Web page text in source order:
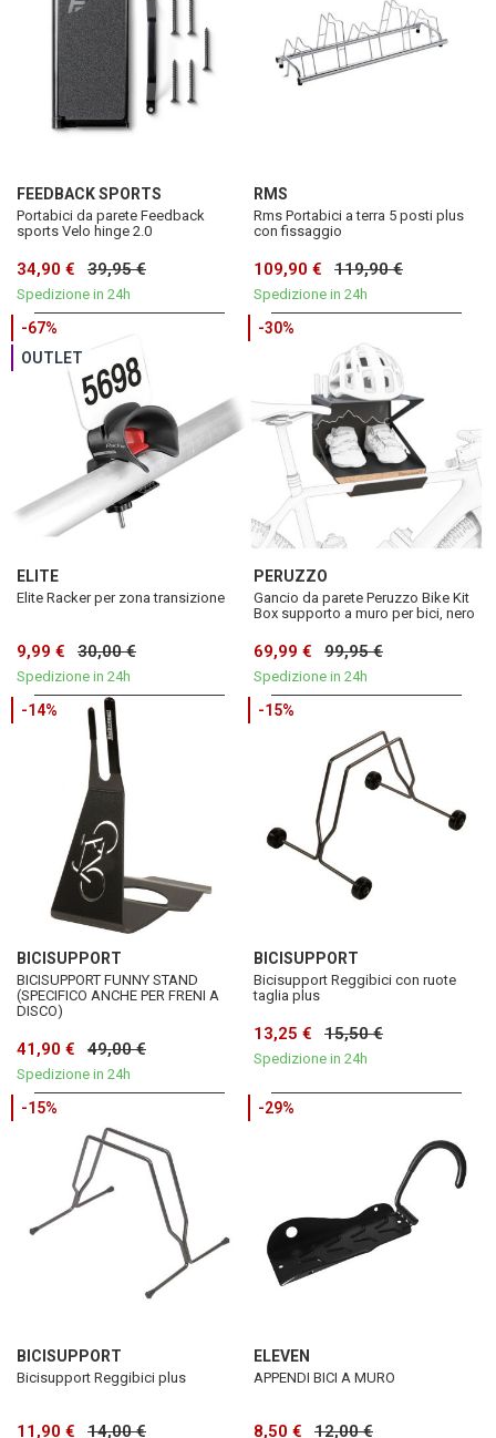
FEEDBACK SPORTS
Portabici da parete Feedback
sports Velo hinge 2.0
34,90 € 39,95 €
Spedizione in 24h
RMS
Rms Portabici a terra 5 posti plus
con fissaggio
109,90 € 119,90 €
Spedizione in 24h
-67%
OUTLET
ELITE
Elite Racker per zona transizione
9,99 € 30,00 €
Spedizione in 24h
-30%
PERUZZO
Gancio da parete Peruzzo Bike Kit
Box supporto a muro per bici, nero
69,99 € 99,95 €
Spedizione in 24h
-14%
BICISUPPORT
BICISUPPORT FUNNY STAND
(SPECIFICO ANCHE PER FRENI A
DISCO)
41,90 € 49,00 €
Spedizione in 24h
-15%
BICISUPPORT
Bicisupport Reggibici con ruote
taglia plus
13,25 € 15,50 €
Spedizione in 24h
-15%
BICISUPPORT
Bicisupport Reggibici plus
11,90 € 14,00 €
-29%
ELEVEN
APPENDI BICI A MURO
8,50 € 12,00 €